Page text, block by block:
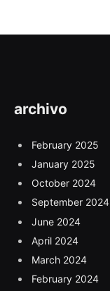
archivo
February 2025
January 2025
October 2024
September 2024
June 2024
April 2024
March 2024
February 2024